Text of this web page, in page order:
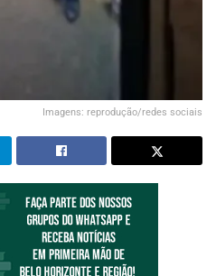
Imagens: reprodução/redes sociais